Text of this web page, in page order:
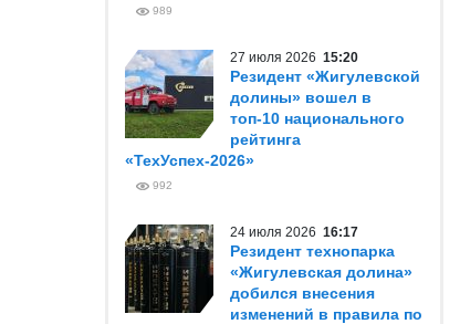
989
27 июля 2026 15:20
Резидент «Жигулевской
долины» вошел в
топ-10 национального
рейтинга
«ТехУспех-2026»
992
24 июля 2026 16:17
Резидент технопарка
«Жигулевская долина»
добился внесения
изменений в правила по